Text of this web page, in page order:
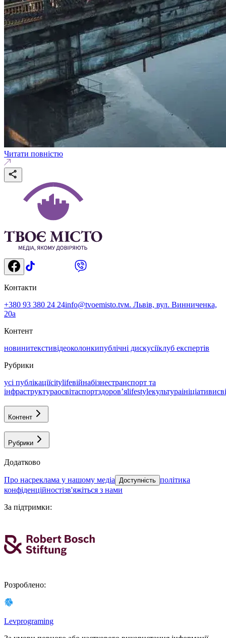
Читати повністю
Контакти
+380 93 380 24 24info@tvoemisto.tvм. Львів, вул. Винниченка,
20а
Контент
новинитекстивідеоколонкипублічні дискусіїклуб експертів
Рубрики
усі публікаціїcitylifeвійнабізнестранспорт та
інфраструктураосвітаспортздоровʼяlifestyleкультураініціативи
Контент
Рубрики
Додатково
про насреклама у нашому медіа Доступність політика
конфіденційностізв'яжіться з нами
За підтримки:
Розроблено:
Levprograming